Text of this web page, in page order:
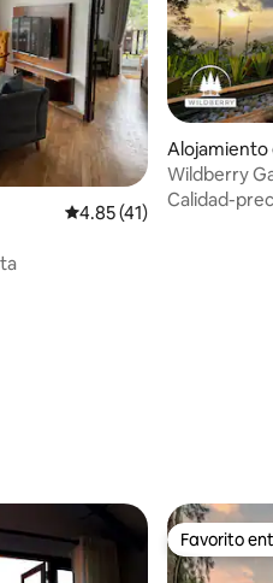
Calificación promedio:
4.85 (41)
Alojamiento
Wildberry
Calidad-
Favorito
Favorito